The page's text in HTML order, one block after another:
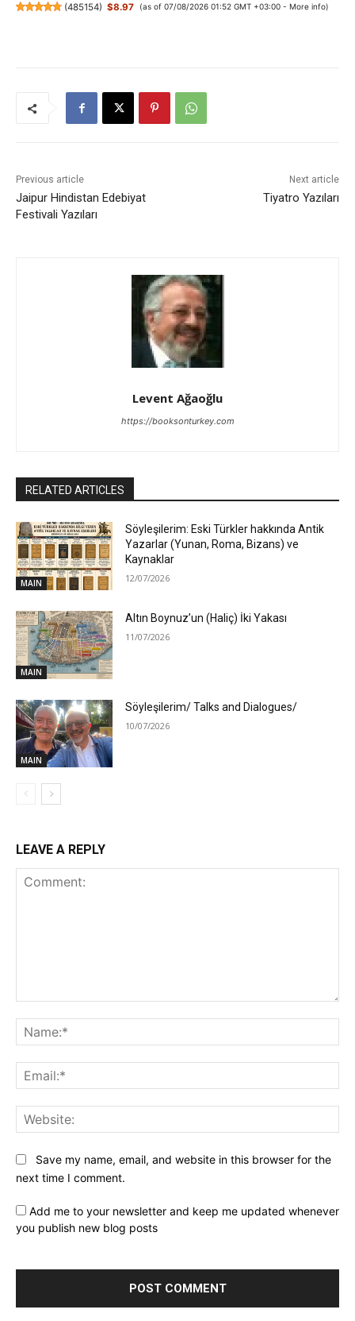
(485154) $8.97 (as of 07/08/2026 01:52 GMT +03:00 - More info)
Previous article
Jaipur Hindistan Edebiyat
Festivali Yazıları
Next article
Tiyatro Yazıları
Levent Ağaoğlu
https://booksonturkey.com
RELATED ARTICLES
MAIN
Söyleşilerim: Eski Türkler hakkında Antik
Yazarlar (Yunan, Roma, Bizans) ve
Kaynaklar
12/07/2026
MAIN
Altın Boynuz’un (Haliç) İki Yakası
11/07/2026
MAIN
Söyleşilerim/ Talks and Dialogues/
10/07/2026
LEAVE A REPLY
Save my name, email, and website in this browser for the
next time I comment.
Add me to your newsletter and keep me updated whenever
you publish new blog posts